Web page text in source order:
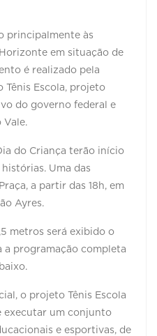
principalmente às
em situação de
é realizado pela
Tênis Escola, projeto
do governo federal e
Vale.
do Criança terão início
Uma das
a partir das 18h, em
Ayres.
metros será exibido o
a programação completa
o projeto Tênis Escola
executar um conjunto
e esportivas, de